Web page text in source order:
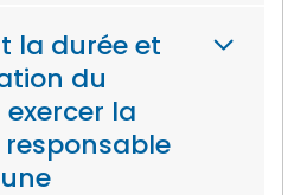
la durée et
du
la